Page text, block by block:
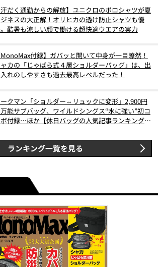
汗だく通勤からの解放】ユニクロのポロシャツが夏
ネスの大正解！オリヒカの透け防止シャツも優
酷暑も涼しい顔で働ける超快適ウエアの実力
MonoMax付録】ガバッと開いて中身が一目瞭然！
カの「じゃばら式４層ショルダーバッグ」は、出
入れのしやすさも過去最高レベルだった！
クマン「ショルダー⇔リュックに変形」2,900円
能サブバッグ、ワイルドシングス“水に強い”初コ
付録…ほか【休日バッグの人気記事ランキングベ
ランキング一覧を見る